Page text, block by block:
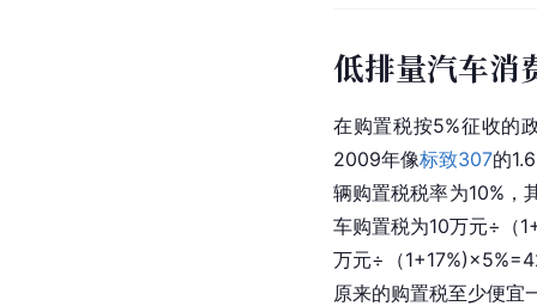
低排量汽车消
在购置税按5%征收的
2009年像标致307的
辆购置税税率为10%，
车购置税为10万元÷（
万元÷（
原来的购置税至少便宜